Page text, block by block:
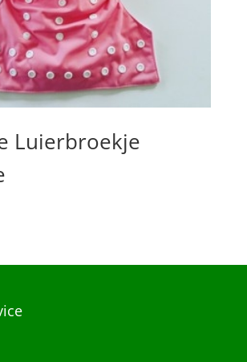
Luierbroekje